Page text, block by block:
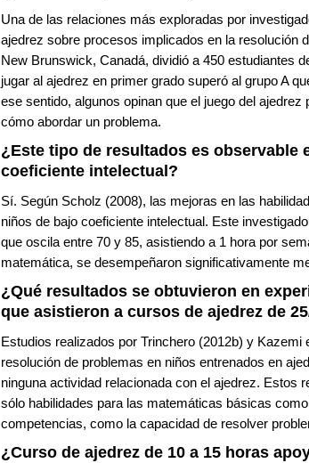
Una de las relaciones más exploradas por
ajedrez sobre procesos implicados en la resolución
New Brunswick, Canadá, dividió a 450 estudiantes
jugar al ajedrez en primer grado superó al grupo A
ese sentido, algunos opinan que el juego del
cómo abordar un problema.
¿Este tipo de resultados es observable
coeficiente intelectual?
Sí. Según Scholz (2008), las mejoras en las
niños de bajo coeficiente intelectual. Este
que oscila entre 70 y 85, asistiendo a 1 hora por
matemática, se desempeñaron significativamente
¿Qué resultados se obtuvieron en
que asistieron a cursos de ajedrez de
Estudios realizados por Trinchero (2012b) y
resolución de problemas en niños entrenados en
ninguna actividad relacionada con el ajedrez. Estos
sólo habilidades para las matemáticas básicas
competencias, como la capacidad de resolver
¿Curso de ajedrez de 10 a 15 horas